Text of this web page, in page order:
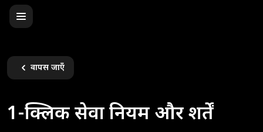
वापस जाएँ
1-क्लिक सेवा नियम और शर्तें